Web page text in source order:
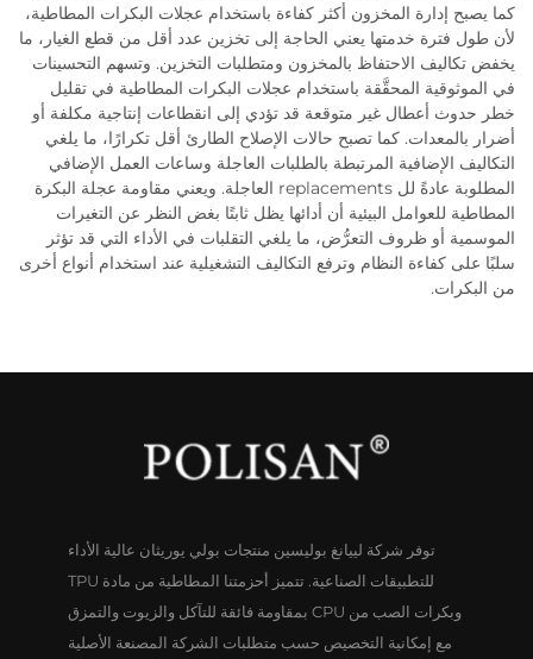
كما يصبح إدارة المخزون أكثر كفاءة باستخدام عجلات البكرات المطاطية،
لأن طول فترة خدمتها يعني الحاجة إلى تخزين عدد أقل من قطع الغيار، ما
يخفض تكاليف الاحتفاظ بالمخزون ومتطلبات التخزين. وتسهم التحسينات
في الموثوقية المحقَّقة باستخدام عجلات البكرات المطاطية في تقليل
خطر حدوث أعطال غير متوقعة قد تؤدي إلى انقطاعات إنتاجية مكلفة أو
أضرار بالمعدات. كما تصبح حالات الإصلاح الطارئ أقل تكرارًا، ما يلغي
التكاليف الإضافية المرتبطة بالطلبات العاجلة وساعات العمل الإضافي
المطلوبة عادةً لل replacements العاجلة. ويعني مقاومة عجلة البكرة
المطاطية للعوامل البيئية أن أدائها يظل ثابتًا بغض النظر عن التغيرات
الموسمية أو ظروف التعرُّض، ما يلغي التقلبات في الأداء التي قد تؤثر
سلبًا على كفاءة النظام وترفع التكاليف التشغيلية عند استخدام أنواع أخرى
من البكرات.
توفر شركة لييانغ بوليسين منتجات بولي يوريثان عالية الأداء
للتطبيقات الصناعية. تتميز أحزمتنا المطاطية من مادة TPU
وبكرات الصب من CPU بمقاومة فائقة للتآكل والزيوت والتمزق
مع إمكانية التخصيص حسب متطلبات الشركة المصنعة الأصلية